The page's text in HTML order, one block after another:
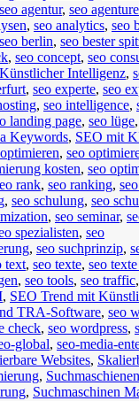
seo agentur, seo
, seo analytics, seo
seo berlin, seo bester
, seo concept, seo
Intelligenz,
, seo experte, seo
, seo intelligence,
landing page, seo lüge,
Keywords, SEO mit
, seo
kosten, seo
rank, seo ranking,
, seo schulung, seo
, seo seminar,
spezialisten, seo
, seo suchprinzip,
text, seo texte, seo
, seo tools, seo traffic,
, SEO Trend mit
TRA-Software, seo
check, seo wordpress,
global, seo-media-
Websites,
,
, Suchmaschinen